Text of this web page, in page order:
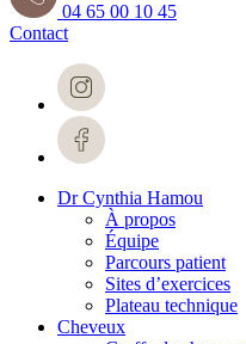
04 65 00 10 45
Contact
Dr Cynthia Hamou
À propos
Équipe
Parcours patient
Sites d’exercices
Plateau technique
Cheveux